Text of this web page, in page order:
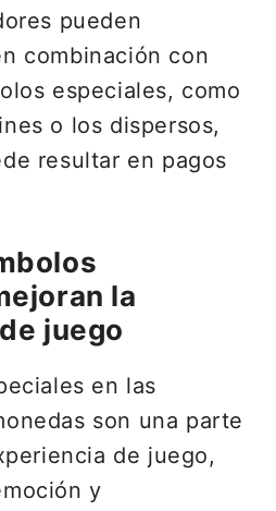
pueden
combinación con
especiales, como
o los dispersos,
resultar en pagos
la
juego
en las
son una parte
de juego,
y